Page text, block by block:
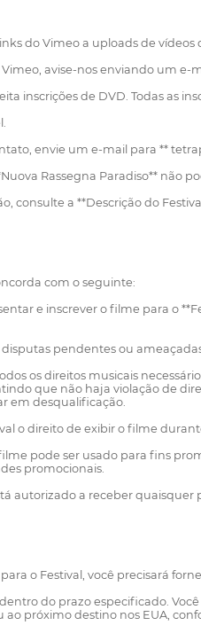
do Vimeo a uploads de vídeos
avise-nos enviando um e-
inscrições de DVD. Todas as
envie um e-mail para **
Rassegna Paradiso** não
consulte a **Descrição do
com o seguinte:
e inscrever o filme para o
pendentes ou
os direitos musicais
que não haja violação de
em desqualificação.
o direito de exibir o filme
pode ser usado para fins
promocionais.
autorizado a receber
o Festival, você precisará
do prazo especificado.
próximo destino nos EUA,